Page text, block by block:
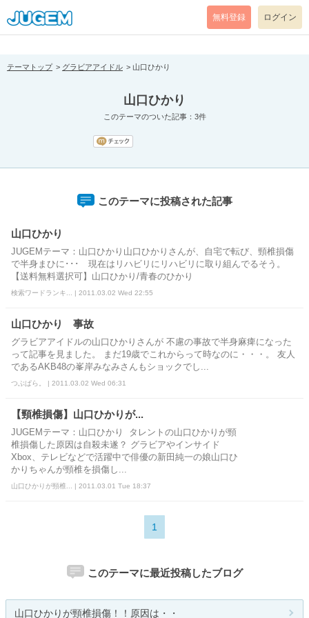
[pear_error: message="Success" code=0 mode=return level=notice
prefix="" info=""]
無料登録 ログイン
テーマトップ グラビアアイドル 山口ひかり
山口ひかり
このテーマのついた記事：3件
このテーマに投稿された記事
山口ひかり
JUGEMテーマ：山口ひかり山口ひかりさんが、自宅で転び、頸椎損傷
で半身まひに･･･ 現在はリハビリにリハビリに取り組んでるそう。
【送料無料選択可】山口ひかり/青春のひかり
検索ワードランキ... | 2011.03.02 Wed 22:55
山口ひかり 事故
グラビアアイドルの山口ひかりさんが 不慮の事故で半身麻痺になった
って記事を見ました。 まだ19歳でこれからって時なのに・・・。 友人
であるAKB48の峯岸みなみさんもショックでし...
つぶぱら。 | 2011.03.02 Wed 06:31
【頸椎損傷】山口ひかりが...
JUGEMテーマ：山口ひかり タレントの山口ひかりが頸
椎損傷した原因は自殺未遂？ グラビアやインサイド
Xbox、テレビなどで活躍中で俳優の新田純一の娘山口ひ
かりちゃんが頸椎を損傷し...
山口ひかりが頸椎... | 2011.03.01 Tue 18:37
1
このテーマに最近投稿したブログ
山口ひかりが頸椎損傷！！原因は・・